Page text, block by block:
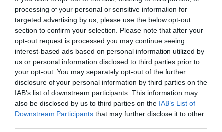
processing of your personal or sensitive information for
targeted advertising by us, please use the below opt-out
section to confirm your selection. Please note that after your
opt-out request is processed you may continue seeing
interest-based ads based on personal information utilized by
us or personal information disclosed to third parties prior to
your opt-out. You may separately opt-out of the further
disclosure of your personal information by third parties on the
IAB’s list of downstream participants. This information may
also be disclosed by us to third parties on the IAB’s List of
Downstream Participants that may further disclose it to other
Kiütéssel nyert az állam a lengyel
bankrendszerben
Az utóbbi évek állami bankvásárlásainak köszönhetően a
lengyel bankszektor több mint fele állami befolyás alá
került. A hitelezésben és a bankvezetők kinevezésében is
kezd visszaszivárogni a szocialista gyakorlat.
1 2